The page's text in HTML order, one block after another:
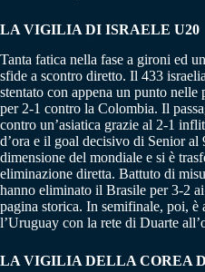
LA VIGILIA DI ISRAELE U20
Tanta fatica nella fase a gironi ed
sfide a scontro diretto. Il 433
stentato con appena un punto
per 2-1 contro la Colombia. Il
contro un’asiatica grazie al 2-1
d’ora e il goal decisivo di Senior al
dimensione del mondiale e si è
eliminazione diretta. Battuto di
hanno eliminato il Brasile per 3-2
pagina storica. In semifinale, poi, è
l’Uruguay con la rete di Duarte
LA VIGILIA DELLA COREA